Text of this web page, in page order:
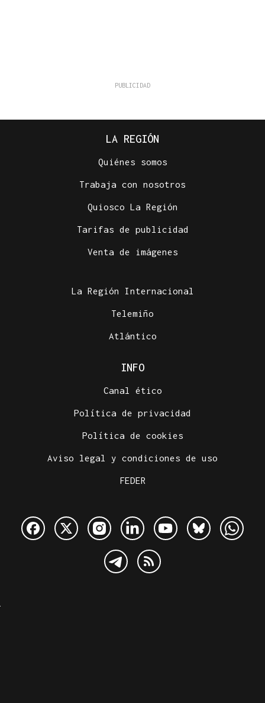
LA REGIÓN
Quiénes somos
Trabaja con nosotros
Quiosco La Región
Tarifas de publicidad
Venta de imágenes
La Región Internacional
Telemiño
Atlántico
INFO
Canal ético
Política de privacidad
Política de cookies
Aviso legal y condiciones de uso
FEDER